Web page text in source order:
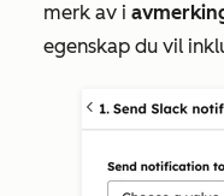
merk av i
egenskap du vil